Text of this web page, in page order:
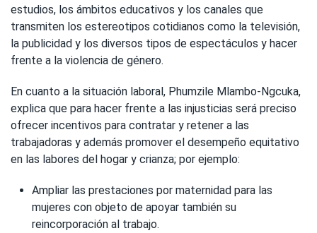
estudios, los ámbitos educativos y los canales que
transmiten los estereotipos cotidianos como la televisión,
la publicidad y los diversos tipos de espectáculos y hacer
frente a la violencia de género.
En cuanto a la situación laboral, Phumzile Mlambo-Ngcuka,
explica que para hacer frente a las injusticias será preciso
ofrecer incentivos para contratar y retener a las
trabajadoras y además promover el desempeño equitativo
en las labores del hogar y crianza; por ejemplo:
Ampliar las prestaciones por maternidad para las
mujeres con objeto de apoyar también su
reincorporación al trabajo.